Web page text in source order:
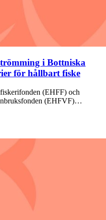
i Bottniska
för hållbart fiske
(EHFF) och
(EHFVF)…